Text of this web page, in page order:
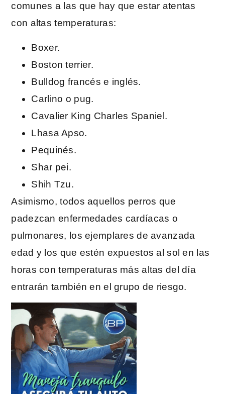
comunes a las que hay que estar atentas
con altas temperaturas:
Boxer.
Boston terrier.
Bulldog francés e inglés.
Carlino o pug.
Cavalier King Charles Spaniel.
Lhasa Apso.
Pequinés.
Shar pei.
Shih Tzu.
Asimismo, todos aquellos perros que
padezcan enfermedades cardíacas o
pulmonares, los ejemplares de avanzada
edad y los que estén expuestos al sol en las
horas con temperaturas más altas del día
entrarán también en el grupo de riesgo.